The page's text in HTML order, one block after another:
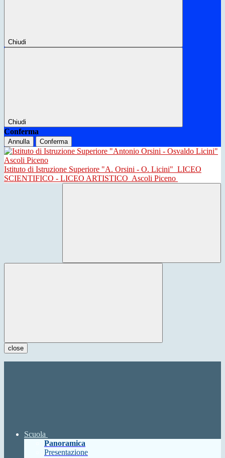
Chiudi
Chiudi
Conferma
Annulla Conferma
Istituto di Istruzione Superiore "A. Orsini - O. Licini" LICEO
SCIENTIFICO - LICEO ARTISTICO Ascoli Piceno
close
Scuola
Panoramica
Presentazione